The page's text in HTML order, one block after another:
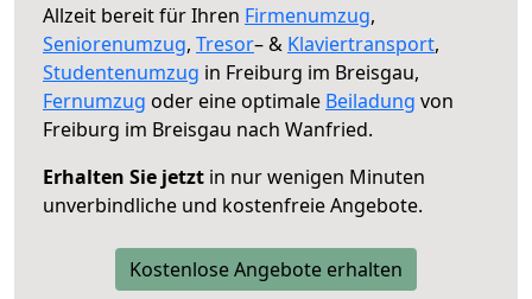
Allzeit bereit für Ihren Firmenumzug,
Seniorenumzug, Tresor– & Klaviertransport,
Studentenumzug in Freiburg im Breisgau,
Fernumzug oder eine optimale Beiladung von
Freiburg im Breisgau nach Wanfried.
Erhalten Sie jetzt in nur wenigen Minuten
unverbindliche und kostenfreie Angebote.
Kostenlose Angebote erhalten